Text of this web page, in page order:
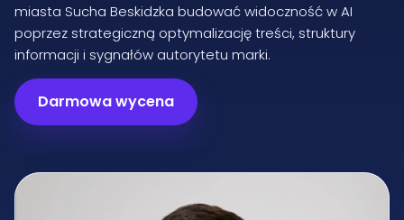
miasta Sucha Beskidzka budować widoczność w AI
poprzez strategiczną optymalizację treści, struktury
informacji i sygnałów autorytetu marki.
Darmowa wycena